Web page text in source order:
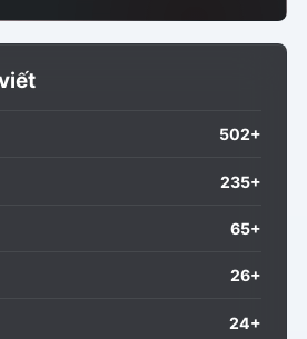
502+
235+
65+
26+
24+